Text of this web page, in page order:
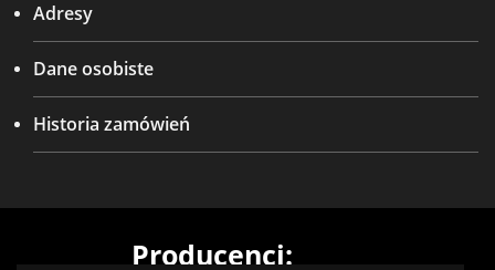
Adresy
Dane osobiste
Historia zamówień
Producenci: